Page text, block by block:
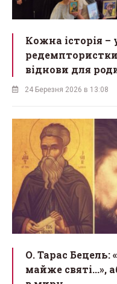
Кожна історія –
віднови для
24 Березня 2026 в 13:08
О. Тарас
майже святі...»,